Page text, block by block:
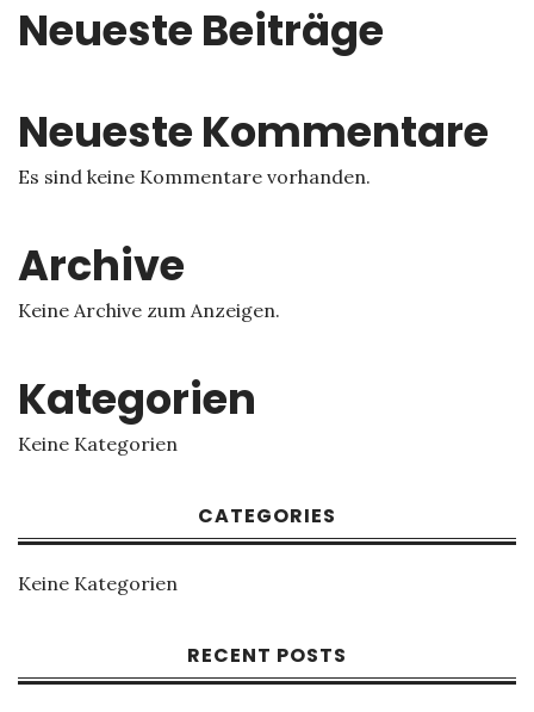
Neueste Beiträge
Neueste Kommentare
Es sind keine Kommentare vorhanden.
Archive
Keine Archive zum Anzeigen.
Kategorien
Keine Kategorien
CATEGORIES
Keine Kategorien
RECENT POSTS